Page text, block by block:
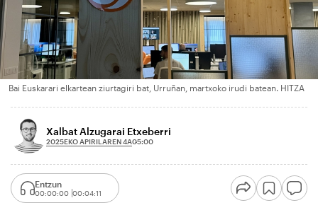
Bai Euskarari elkartean ziurtagiri bat, Urruñan, martxoko irudi batean. HITZA
Xalbat Alzugarai Etxeberri
2025EKO APIRILAREN 4A05:00
Entzun
00:00:00 00:04:11